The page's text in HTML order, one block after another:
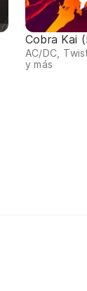
Cobra Kai
AC/DC,
y más